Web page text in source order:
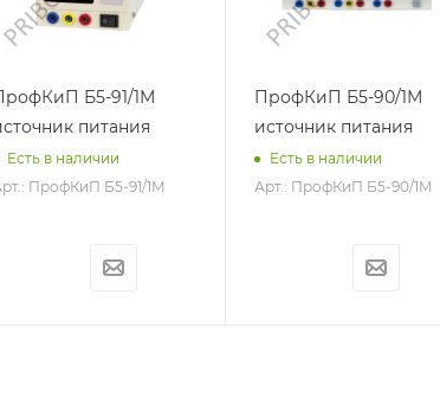
Б5-91/1М
питания
Есть в наличии
ПрофКиП Б5-91/1М
ПрофКиП Б5-90/1М
источник питания
Есть в наличии
Арт.: ПрофКиП Б5-90/1М